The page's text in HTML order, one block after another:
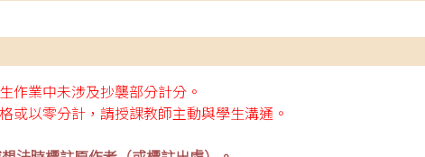
作業中未涉及抄襲部分計分。
或以零分計，請授課教師主動與學生溝通。